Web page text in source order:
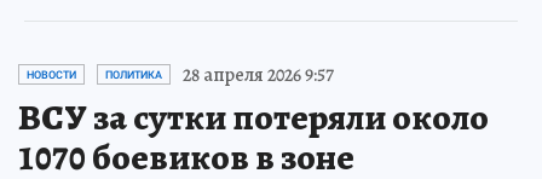
НОВОСТИ ПОЛИТИКА 28 апреля 2026 9:57
ВСУ за сутки потеряли около
1070 боевиков в зоне